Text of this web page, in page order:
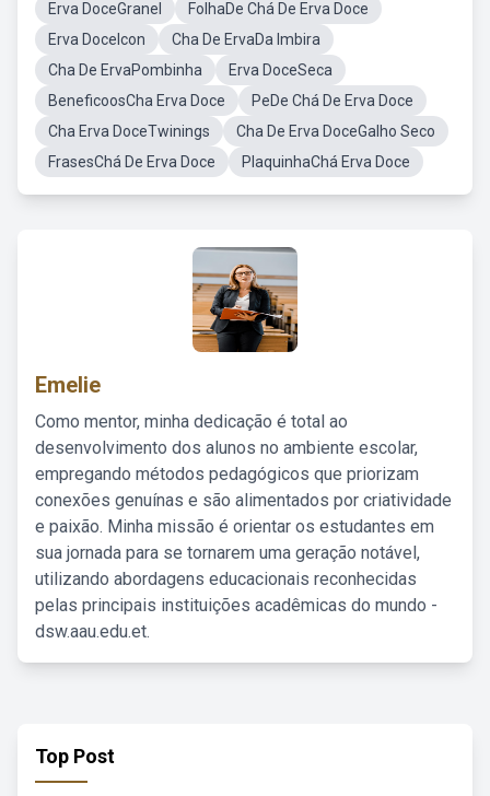
Erva DoceGranel
FolhaDe Chá De Erva Doce
Erva DoceIcon
Cha De ErvaDa Imbira
Cha De ErvaPombinha
Erva DoceSeca
BeneficoosCha Erva Doce
PeDe Chá De Erva Doce
Cha Erva DoceTwinings
Cha De Erva DoceGalho Seco
FrasesChá De Erva Doce
PlaquinhaChá Erva Doce
Emelie
Como mentor, minha dedicação é total ao
desenvolvimento dos alunos no ambiente escolar,
empregando métodos pedagógicos que priorizam
conexões genuínas e são alimentados por criatividade
e paixão. Minha missão é orientar os estudantes em
sua jornada para se tornarem uma geração notável,
utilizando abordagens educacionais reconhecidas
pelas principais instituições acadêmicas do mundo -
dsw.aau.edu.et.
Top Post